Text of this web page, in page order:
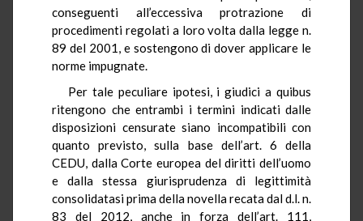
conseguenti all’eccessiva protrazione di
procedimenti regolati a loro volta dalla legge n.
89 del 2001, e sostengono di dover applicare le
norme impugnate.
Per tale peculiare ipotesi, i giudici a quibus
ritengono che entrambi i termini indicati dalle
disposizioni censurate siano incompatibili con
quanto previsto, sulla base dell’art. 6 della
CEDU, dalla Corte europea del diritti dell’uomo
e dalla stessa giurisprudenza di legittimità
consolidatasi prima della novella recata dal d.l. n.
83 del 2012, anche in forza dell’art. 111,